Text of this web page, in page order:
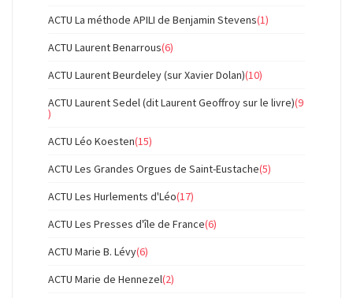
ACTU La méthode APILI de Benjamin Stevens(1)
ACTU Laurent Benarrous(6)
ACTU Laurent Beurdeley (sur Xavier Dolan)(10)
ACTU Laurent Sedel (dit Laurent Geoffroy sur le livre)(9
)
ACTU Léo Koesten(15)
ACTU Les Grandes Orgues de Saint-Eustache(5)
ACTU Les Hurlements d'Léo(17)
ACTU Les Presses d'île de France(6)
ACTU Marie B. Lévy(6)
ACTU Marie de Hennezel(2)